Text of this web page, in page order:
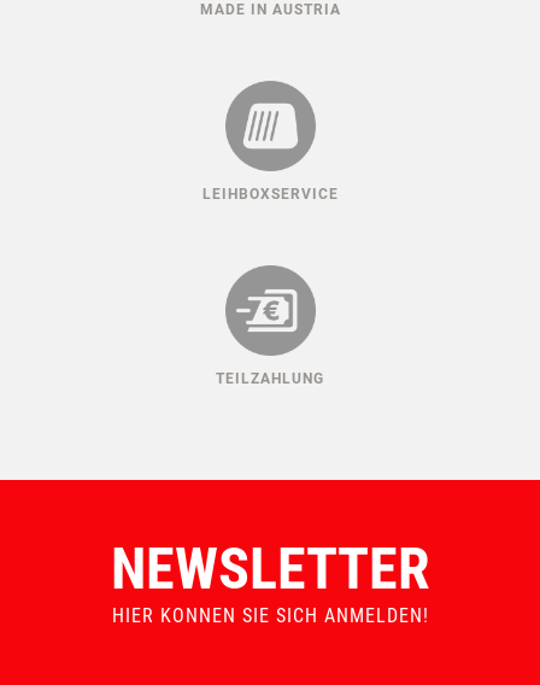
MADE IN AUSTRIA
LEIHBOXSERVICE
TEILZAHLUNG
NEWSLETTER
HIER KONNEN SIE SICH ANMELDEN!